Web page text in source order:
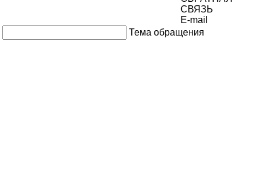
СВЯЗЬ
E-mail
Тема обращения